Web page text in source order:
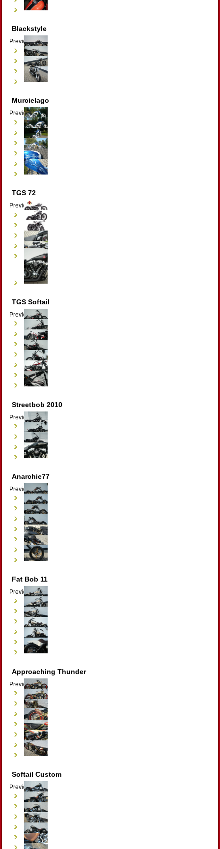
Blackstyle
Previous Next
Murcielago
Previous Next
TGS 72
Previous Next
TGS Softail
Previous Next
Streetbob 2010
Previous Next
Anarchie77
Previous Next
Fat Bob 11
Previous Next
Approaching Thunder
Previous Next
Softail Custom
Previous Next